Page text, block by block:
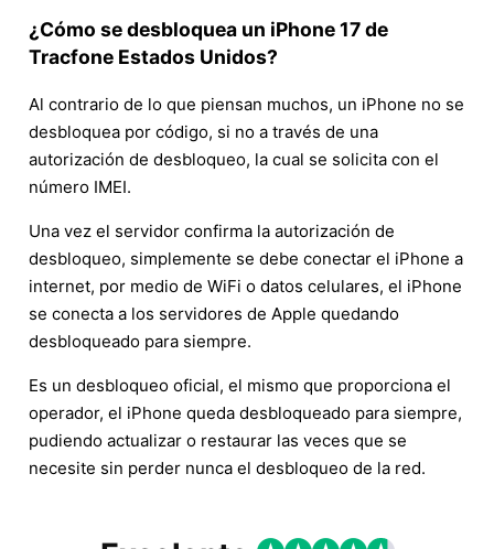
¿Cómo se desbloquea un iPhone 17 de
Tracfone Estados Unidos?
Al contrario de lo que piensan muchos, un iPhone no se
desbloquea por código, si no a través de una
autorización de desbloqueo, la cual se solicita con el
número IMEI.
Una vez el servidor confirma la autorización de
desbloqueo, simplemente se debe conectar el iPhone a
internet, por medio de WiFi o datos celulares, el iPhone
se conecta a los servidores de Apple quedando
desbloqueado para siempre.
Es un desbloqueo oficial, el mismo que proporciona el
operador, el iPhone queda desbloqueado para siempre,
pudiendo actualizar o restaurar las veces que se
necesite sin perder nunca el desbloqueo de la red.